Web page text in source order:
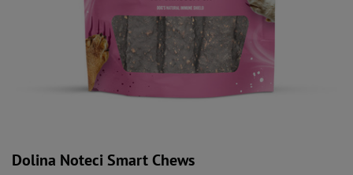
Dolina Noteci Smart Chews